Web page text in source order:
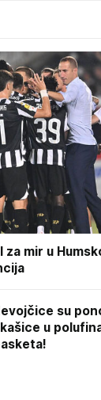
mir u
su
u